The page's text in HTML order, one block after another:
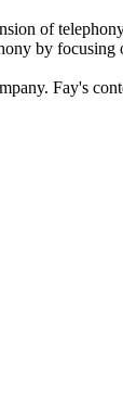
of
by
Fay's